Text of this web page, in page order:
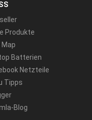
Produkte
Map
Batterien
Netzteile
Tipps
Blog